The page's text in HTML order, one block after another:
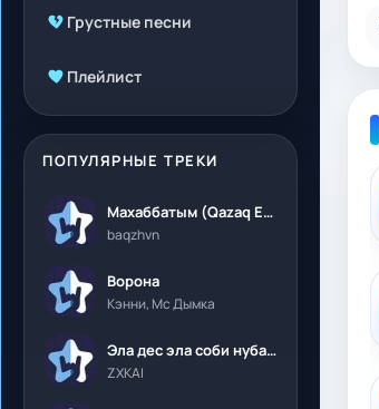
Грустные песни
Плейлист
ПОПУЛЯРНЫЕ ТРЕКИ
Махаббатым (Qazaq Edition)
baqzhvn
Ворона
Кэнни, Мс Дымка
Эла дес эла соби нубалеприсон
ZXKAI